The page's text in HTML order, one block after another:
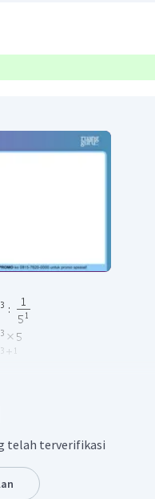
telah terverifikasi